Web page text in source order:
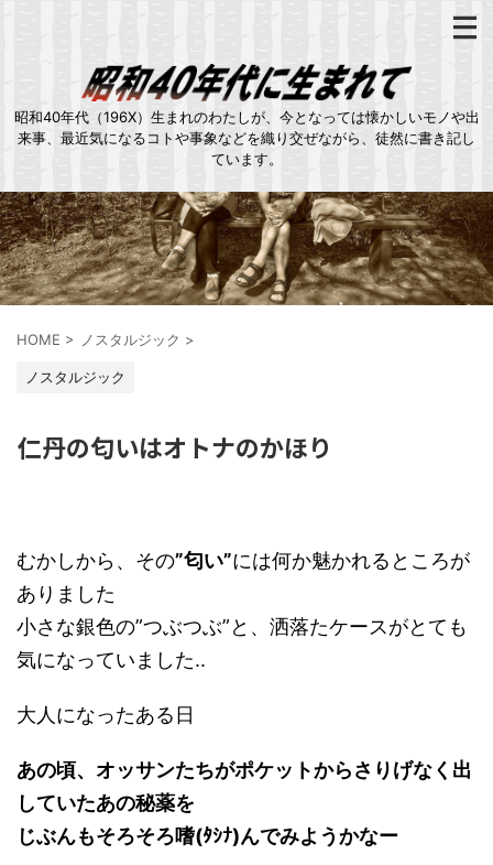
昭和40年代（196X）生まれのわたしが、今となっては懐かしいモノや出
来事、最近気になるコトや事象などを織り交ぜながら、徒然に書き記し
ています。
HOME > ノスタルジック >
ノスタルジック
仁丹の匂いはオトナのかほり
むかしから、その”匂い”には何か魅かれるところが
ありました
小さな銀色の”つぶつぶ”と、洒落たケースがとても
気になっていました..
大人になったある日
あの頃、オッサンたちがポケットからさりげなく出
していたあの秘薬を
じぶんもそろそろ嗜(ﾀｼﾅ)んでみようかなー